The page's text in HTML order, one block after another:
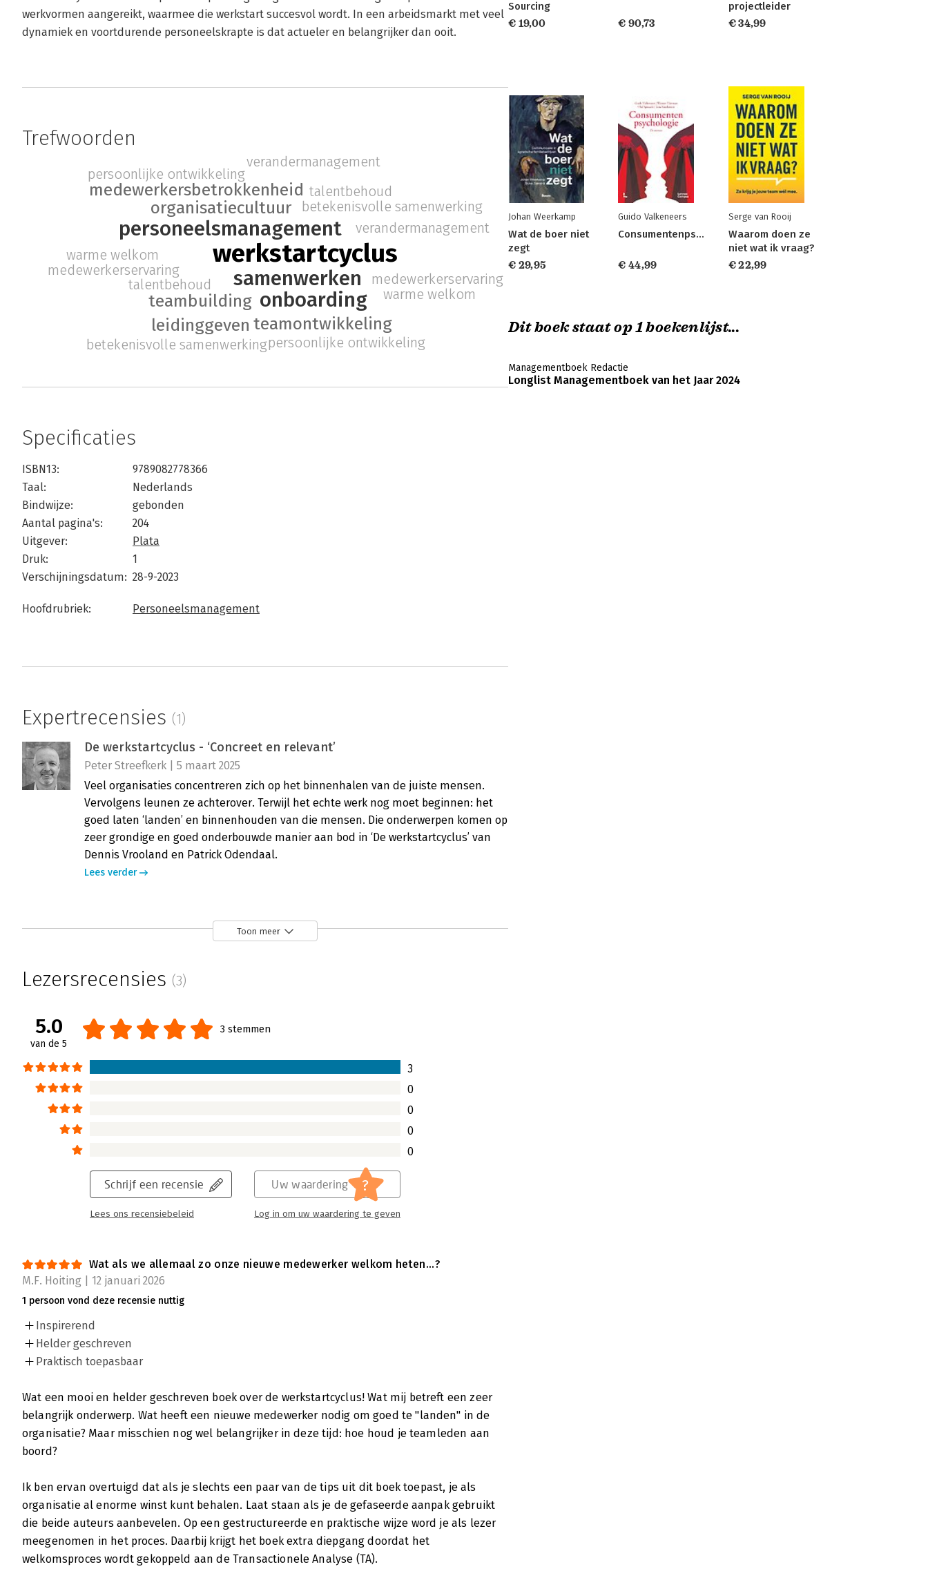
werkvormen aangereikt, waarmee die werkstart succesvol wordt. In een arbeidsmarkt met veel
dynamiek en voortdurende personeelskrapte is dat actueler en belangrijker dan ooit.
Trefwoorden
werkstartcyclus
samenwerken
personeelsmanagement
onboarding
organisatiecultuur
teamontwikkeling
teambuilding
leidinggeven
medewerkersbetrokkenheid
talentbehoud
medewerkerservaring
warme welkom
betekenisvolle samenwerking
persoonlijke ontwikkeling
verandermanagement
talentbehoud
medewerkerservaring
warme welkom
betekenisvolle samenwerking
persoonlijke ontwikkeling
verandermanagement
Specificaties
ISBN13:
9789082778366
Taal:
Nederlands
Bindwijze:
gebonden
Aantal pagina's:
204
Uitgever:
Plata
Druk:
1
Verschijningsdatum: 28-9-2023
Hoofdrubriek: Personeelsmanagement
Expertrecensies (1)
De werkstartcyclus - ‘Concreet en relevant’
Peter Streefkerk | 5 maart 2025
Veel organisaties concentreren zich op het binnenhalen van de juiste mensen.
Vervolgens leunen ze achterover. Terwijl het echte werk nog moet beginnen: het
goed laten ‘landen’ en binnenhouden van die mensen. Die onderwerpen komen op
zeer grondige en goed onderbouwde manier aan bod in ‘De werkstartcyclus’ van
Dennis Vrooland en Patrick Odendaal.
Lees verder
Toon meer
Lezersrecensies (3)
5.0
van de 5
3 stemmen
3
0
0
0
0
Schrijf een recensie
Lees ons recensiebeleid
Uw waardering ?
Log in om uw waardering te geven
Wat als we allemaal zo onze nieuwe medewerker welkom heten...?
M.F. Hoiting | 12 januari 2026
1 persoon vond deze recensie nuttig
Inspirerend
Helder geschreven
Praktisch toepasbaar
Wat een mooi en helder geschreven boek over de werkstartcyclus! Wat mij betreft een zeer
belangrijk onderwerp. Wat heeft een nieuwe medewerker nodig om goed te "landen" in de
organisatie? Maar misschien nog wel belangrijker in deze tijd: hoe houd je teamleden aan
boord?
Ik ben ervan overtuigd dat als je slechts een paar van de tips uit dit boek toepast, je als
organisatie al enorme winst kunt behalen. Laat staan als je de gefaseerde aanpak gebruikt
die beide auteurs aanbevelen. Op een gestructureerde en praktische wijze word je als lezer
meegenomen in het proces. Daarbij krijgt het boek extra diepgang doordat het
welkomsproces wordt gekoppeld aan de Transactionele Analyse (TA).
Sourcing
€ 19,00
€ 90,73
projectleider
€ 34,99
Johan Weerkamp
Wat de boer niet
zegt
€ 29,95
Guido Valkeneers
Consumentenpsychologie
€ 44,99
Serge van Rooij
Waarom doen ze
niet wat ik vraag?
€ 22,99
Dit boek staat op 1 boekenlijst...
Managementboek Redactie
Longlist Managementboek van het Jaar 2024